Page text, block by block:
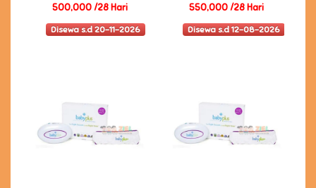
500,000 /28 Hari
Disewa s.d 20-11-2026
550,000 /28 Hari
Disewa s.d 12-08-2026